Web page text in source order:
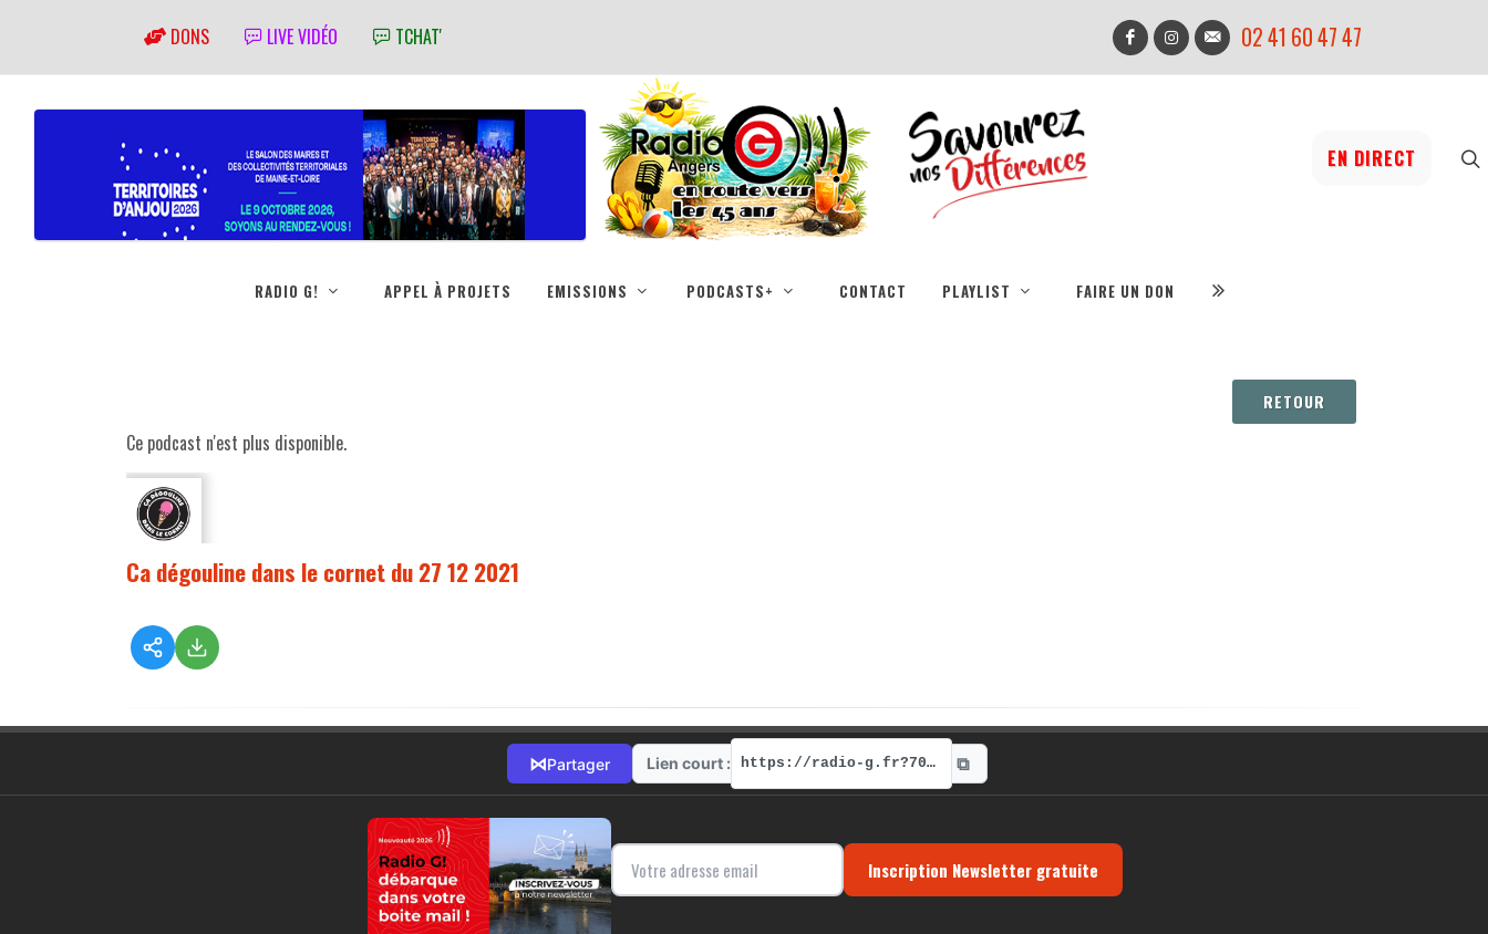
DONS LIVE VIDÉO TCHAT' 02 41 60 47 47
EN DIRECT
RADIO G! APPEL À PROJETS EMISSIONS PODCASTS+ CONTACT PLAYLIST FAIRE UN DON
RETOUR
Ce podcast n'est plus disponible.
Ca dégouline dans le cornet du 27 12 2021
⋈Partager Lien court : https://radio-g.fr?7098 ⧉
Inscription Newsletter gratuite